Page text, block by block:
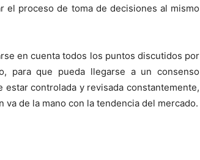
el proceso de toma de decisiones al mismo
en cuenta todos los puntos discutidos por
para que pueda llegarse a un consenso
controlada y revisada constantemente,
de la mano con la tendencia del mercado.